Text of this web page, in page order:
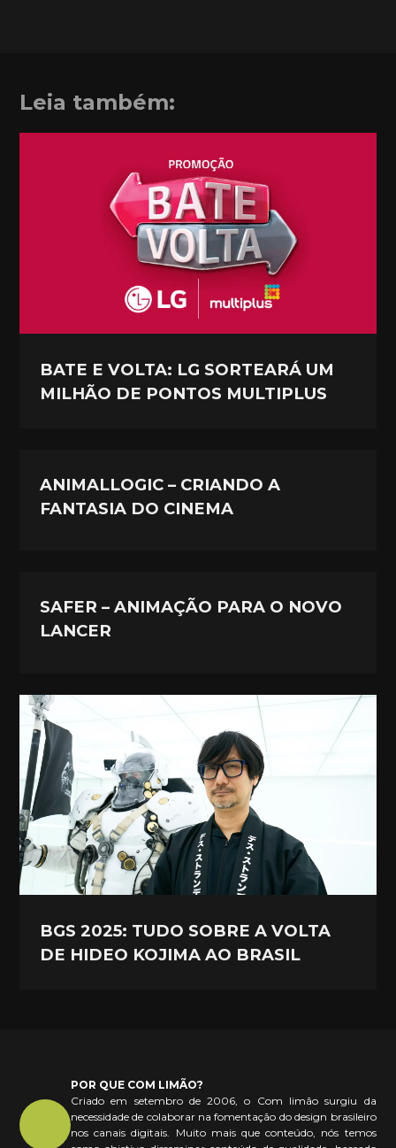
Leia também:
BATE E VOLTA: LG SORTEARÁ UM
MILHÃO DE PONTOS MULTIPLUS
ANIMALLOGIC – CRIANDO A
FANTASIA DO CINEMA
SAFER – ANIMAÇÃO PARA O NOVO
LANCER
BGS 2025: TUDO SOBRE A VOLTA
DE HIDEO KOJIMA AO BRASIL
POR QUE COM LIMÃO?
Criado em setembro de 2006, o Com limão surgiu da
necessidade de colaborar na fomentação do design brasileiro
nos canais digitais. Muito mais que conteúdo, nós temos